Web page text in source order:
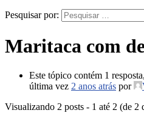
Pesquisar por:
Maritaca com
Este tópico contém 1
última vez 2 anos atrás por
Visualizando 2 posts - 1 até 2 (de 2